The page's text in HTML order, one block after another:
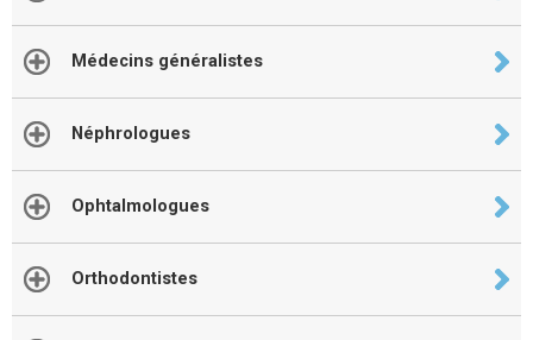
Médecins généralistes
Néphrologues
Ophtalmologues
Orthodontistes